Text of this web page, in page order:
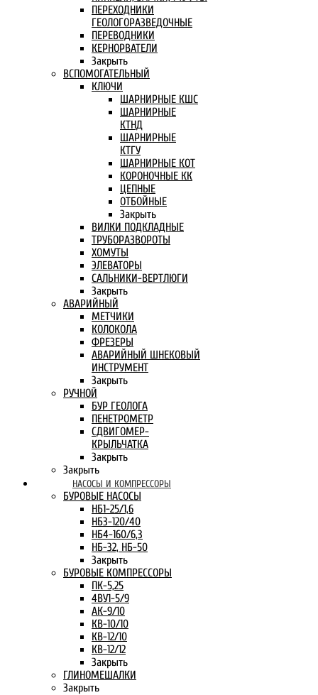
ПЕРЕХОДНИКИ
ГЕОЛОГОРАЗВЕДОЧНЫЕ
ПЕРЕВОДНИКИ
КЕРНОРВАТЕЛИ
Закрыть
ВСПОМОГАТЕЛЬНЫЙ
КЛЮЧИ
ШАРНИРНЫЕ КШС
ШАРНИРНЫЕ
КТНД
ШАРНИРНЫЕ
КТГУ
ШАРНИРНЫЕ КОТ
КОРОНОЧНЫЕ КК
ЦЕПНЫЕ
ОТБОЙНЫЕ
Закрыть
ВИЛКИ ПОДКЛАДНЫЕ
ТРУБОРАЗВОРОТЫ
ХОМУТЫ
ЭЛЕВАТОРЫ
САЛЬНИКИ-ВЕРТЛЮГИ
Закрыть
АВАРИЙНЫЙ
МЕТЧИКИ
КОЛОКОЛА
ФРЕЗЕРЫ
АВАРИЙНЫЙ ШНЕКОВЫЙ
ИНСТРУМЕНТ
Закрыть
РУЧНОЙ
БУР ГЕОЛОГА
ПЕНЕТРОМЕТР
СДВИГОМЕР-
КРЫЛЬЧАТКА
Закрыть
Закрыть
НАСОСЫ И КОМПРЕССОРЫ
БУРОВЫЕ НАСОСЫ
НБ1-25/1,6
НБ3-120/40
НБ4-160/6,3
НБ-32, НБ-50
Закрыть
БУРОВЫЕ КОМПРЕССОРЫ
ПК-5,25
4ВУ1-5/9
АК-9/10
КВ-10/10
КВ-12/10
КВ-12/12
Закрыть
ГЛИНОМЕШАЛКИ
Закрыть